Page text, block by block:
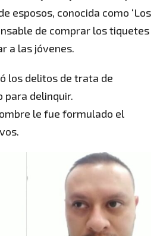
esposos, conocida como ‘Los
de comprar los tiquetes
a las jóvenes.
los delitos de trata de
para delinquir.
le fue formulado el